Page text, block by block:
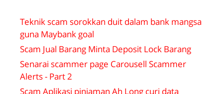
Teknik scam sorokkan duit dalam bank mangsa
guna Maybank goal
Scam Jual Barang Minta Deposit Lock Barang
Senarai scammer page Carousell Scammer
Alerts - Part 2
Scam Aplikasi pinjaman Ah Long curi data